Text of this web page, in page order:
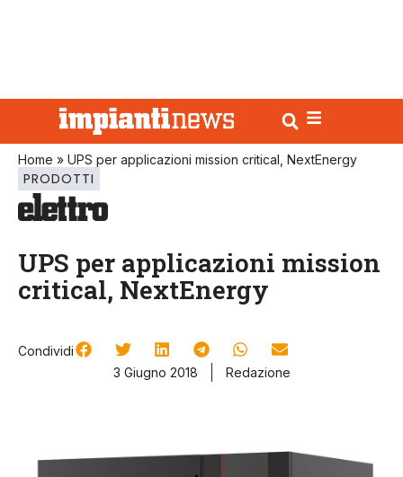
Home » UPS per applicazioni mission critical, NextEnergy
PRODOTTI
UPS per applicazioni mission
critical, NextEnergy
Condividi
3 Giugno 2018
Redazione